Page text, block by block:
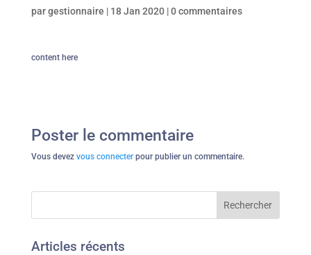
pargestionnaire | 18 Jan 2020|0 commentaires
content here
Poster le commentaire
Vous devez vous connecterpour publier un commentaire.
Articles récents